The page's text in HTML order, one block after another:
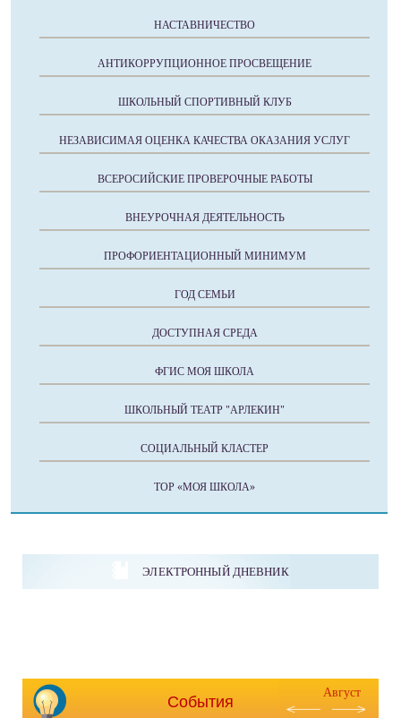
НАСТАВНИЧЕСТВО
АНТИКОРРУПЦИОННОЕ ПРОСВЕЩЕНИЕ
ШКОЛЬНЫЙ СПОРТИВНЫЙ КЛУБ
НЕЗАВИСИМАЯ ОЦЕНКА КАЧЕСТВА ОКАЗАНИЯ УСЛУГ
ВСЕРОСИЙСКИЕ ПРОВЕРОЧНЫЕ РАБОТЫ
ВНЕУРОЧНАЯ ДЕЯТЕЛЬНОСТЬ
ПРОФОРИЕНТАЦИОННЫЙ МИНИМУМ
ГОД СЕМЬИ
ДОСТУПНАЯ СРЕДА
ФГИС МОЯ ШКОЛА
ШКОЛЬНЫЙ ТЕАТР "АРЛЕКИН"
СОЦИАЛЬНЫЙ КЛАСТЕР
ТОР «МОЯ ШКОЛА»
ЭЛЕКТРОННЫЙ ДНЕВНИК
События
Август